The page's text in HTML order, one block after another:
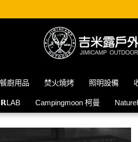
官方下單，享 3 /
餐廚用品 焚火燒烤 照明設備
Campingmoon 柯曼